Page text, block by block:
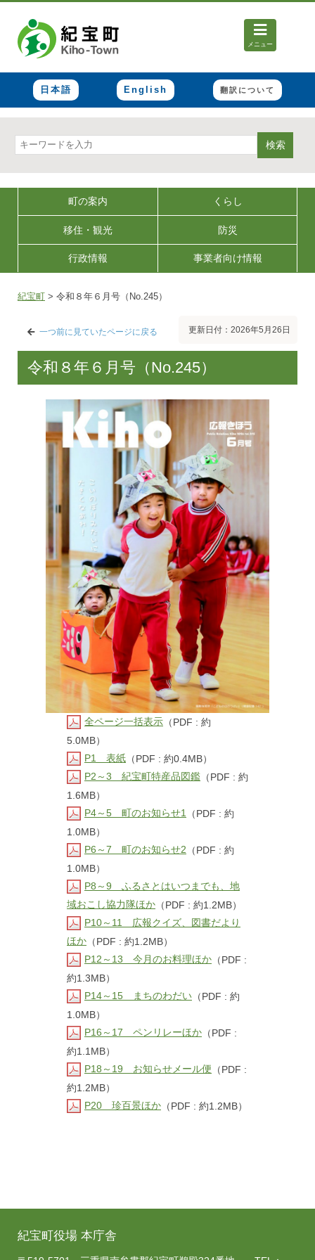
メニュー
日本語 English 翻訳について
検索
町の案内 くらし
移住・観光 防災
行政情報 事業者向け情報
紀宝町 > 令和８年６月号（No.245）
一つ前に見ていたページに戻る 更新日付：2026年5月26日
令和８年６月号（No.245）
全ページ一括表示 （PDF : 約
5.0MB）
P1 表紙 （PDF : 約0.4MB）
P2～3 紀宝町特産品図鑑 （PDF : 約
1.6MB）
P4～5 町のお知らせ1 （PDF : 約
1.0MB）
P6～7 町のお知らせ2 （PDF : 約
1.0MB）
P8～9 ふるさとはいつまでも、地
域おこし協力隊ほか （PDF : 約1.2MB）
P10～11 広報クイズ、図書だより
ほか （PDF : 約1.2MB）
P12～13 今月のお料理ほか （PDF :
約1.3MB）
P14～15 まちのわだい （PDF : 約
1.0MB）
P16～17 ペンリレーほか （PDF :
約1.1MB）
P18～19 お知らせメール便 （PDF :
約1.2MB）
P20 珍百景ほか （PDF : 約1.2MB）
紀宝町役場 本庁舎